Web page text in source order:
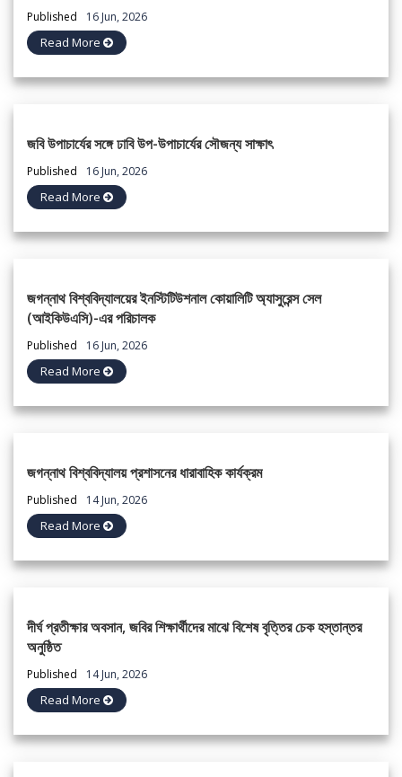
Published 16 Jun, 2026
Read More
জবি উপাচার্যের সঙ্গে ঢাবি উপ-উপাচার্যের সৌজন্য সাক্ষাৎ
Published 16 Jun, 2026
Read More
জগন্নাথ বিশ্ববিদ্যালয়ের ইনস্টিটিউশনাল কোয়ালিটি অ্যাসুরেন্স সেল
(আইকিউএসি)-এর পরিচালক
Published 16 Jun, 2026
Read More
জগন্নাথ বিশ্ববিদ্যালয় প্রশাসনের ধারাবাহিক কার্যক্রম
Published 14 Jun, 2026
Read More
দীর্ঘ প্রতীক্ষার অবসান, জবির শিক্ষার্থীদের মাঝে বিশেষ বৃত্তির চেক হস্তান্তর
অনুষ্ঠিত
Published 14 Jun, 2026
Read More